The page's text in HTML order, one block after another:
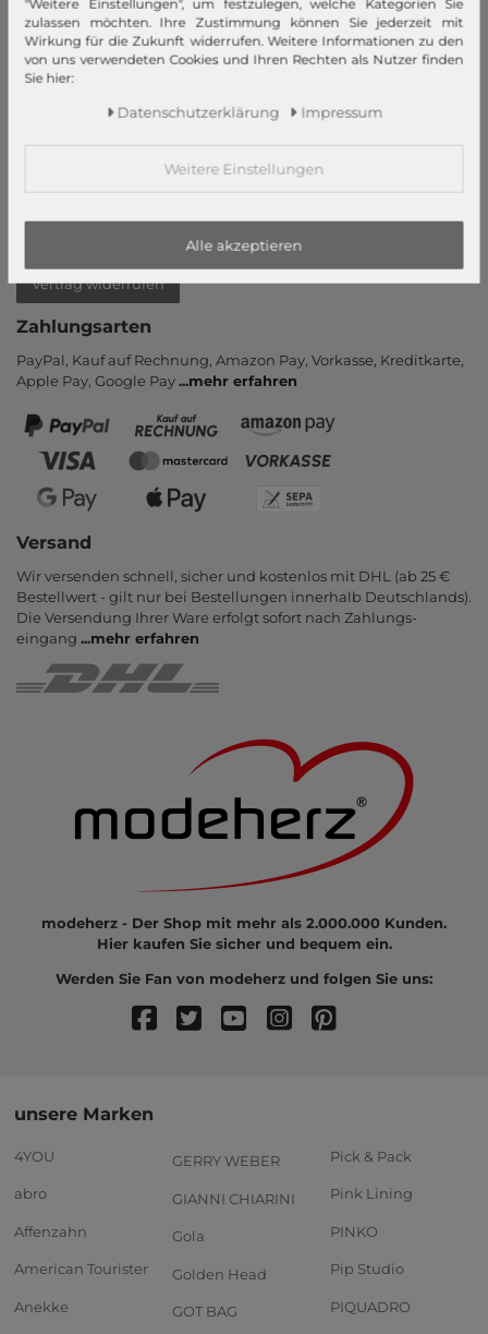
Login
Neukunde?
Informationen
Zahlung und Versand
Vertrag widerrufen
Zahlungsarten
PayPal, Kauf auf Rechnung, Amazon Pay, Vor­kasse, Kredit­karte,
Apple Pay, Google Pay...mehr erfahren
Versand
Wir versenden schnell, sicher und kostenlos mit DHL (ab 25 €
Bestell­wert - gilt nur bei Bestel­lungen inner­halb Deutsch­lands).
Die Ver­sendung Ihrer Ware er­folgt sofort nach Zahlungs­
eingang ...mehr erfahren
modeherz - Der Shop mit mehr als 2.000.000 Kunden.
Hier kaufen Sie sicher und bequem ein.
Werden Sie Fan von modeherz und folgen Sie uns:
unsere Marken
4YOU
abro
Affenzahn
American Tourister
Anekke
GERRY WEBER
GIANNI CHIARINI
Gola
Golden Head
GOT BAG
Pick & Pack
Pink Lining
PINKO
Pip Studio
PIQUADRO
"Weitere Einstellungen", um festzulegen, welche Kategorien Sie
zulassen möchten. Ihre Zustimmung können Sie jederzeit mit
Wirkung für die Zukunft widerrufen. Weitere Informationen zu den
von uns verwendeten Cookies und Ihren Rechten als Nutzer finden
Sie hier:
Daten­schutz­erklärung Impressum
Weitere Einstellungen
Alle akzeptieren